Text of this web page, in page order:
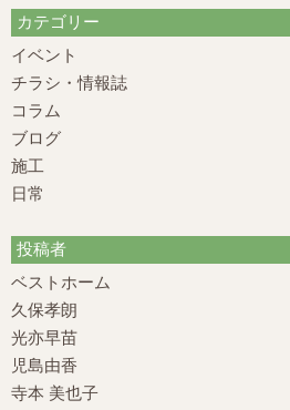
カテゴリー
イベント
チラシ・情報誌
コラム
ブログ
施工
日常
投稿者
ベストホーム
久保孝朗
光亦早苗
児島由香
寺本 美也子